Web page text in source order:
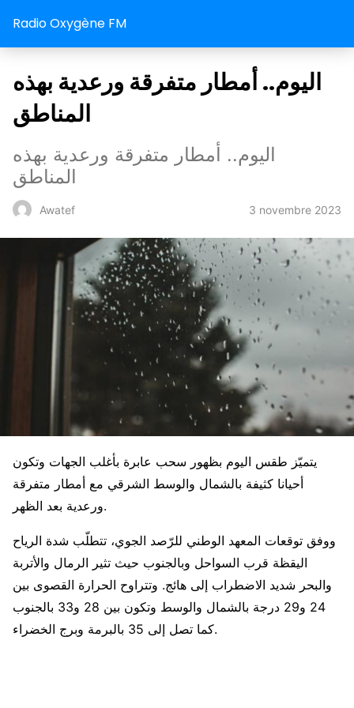
Radio Oxygène FM
اليوم.. أمطار متفرقة ورعدية بهذه
المناطق
اليوم.. أمطار متفرقة ورعدية بهذه
المناطق
Awatef 3 novembre 2023
يتميّز طقس اليوم بظهور سحب عابرة بأغلب الجهات وتكون
أحيانا كثيفة بالشمال والوسط الشرقي مع أمطار متفرقة
ورعدية بعد الظهر.
ووفق توقعات المعهد الوطني للرّصد الجوي، تتطلّب شدة الرياح
اليقظة قرب السواحل وبالجنوب حيث تثير الرمال والأتربة
والبحر شديد الاضطراب إلى هائج. وتتراوح الحرارة القصوى بين
24 و29 درجة بالشمال والوسط وتكون بين 28 و33 بالجنوب
كما تصل إلى 35 بالبرمة وبرج الخضراء.